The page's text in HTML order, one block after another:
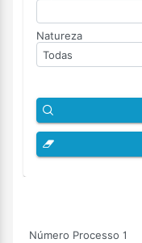
Natureza
Todas
Número Processo 1